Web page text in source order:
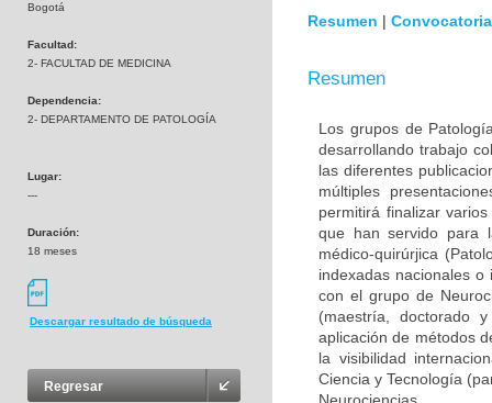
Bogotá
Facultad:
2- FACULTAD DE MEDICINA
Dependencia:
2- DEPARTAMENTO DE PATOLOGÍA
Lugar:
---
Duración:
18 meses
Descargar resultado de búsqueda
Regresar
Resumen | Convocatoria
Resumen
Los grupos de
desarrollando trabajo
las diferentes
múltiples
permitirá finalizar
que han servido para
médico-quirúrjica
indexadas nacionales
con el grupo de
(maestría, doctorado
aplicación de métodos
la visibilidad
Ciencia y Tecnología